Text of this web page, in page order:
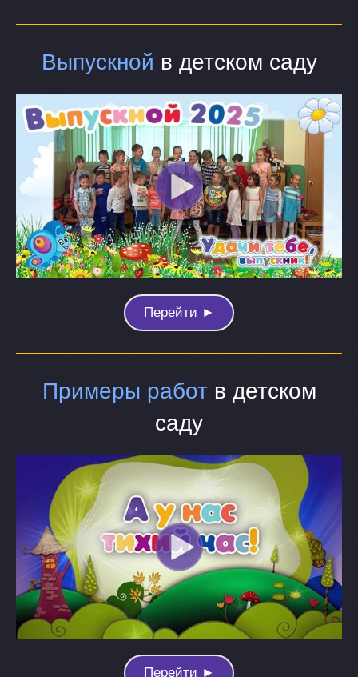
Выпускной в детском саду
Перейти ►
Примеры работв детском
саду
Перейти ►